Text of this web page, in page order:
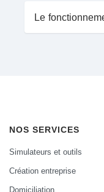
Le
NOS SERVICES
Simulateurs et outils
Création entreprise
Domiciliation